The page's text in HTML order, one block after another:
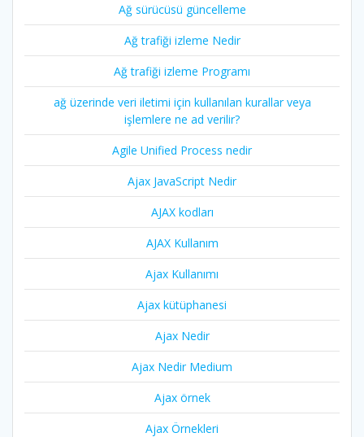
Ağ sürücüsü güncelleme
Ağ trafiği izleme Nedir
Ağ trafiği izleme Programı
ağ üzerinde veri iletimi için kullanılan kurallar veya
işlemlere ne ad verilir?
Agile Unified Process nedir
Ajax JavaScript Nedir
AJAX kodları
AJAX Kullanım
Ajax Kullanımı
Ajax kütüphanesi
Ajax Nedir
Ajax Nedir Medium
Ajax örnek
Ajax Örnekleri